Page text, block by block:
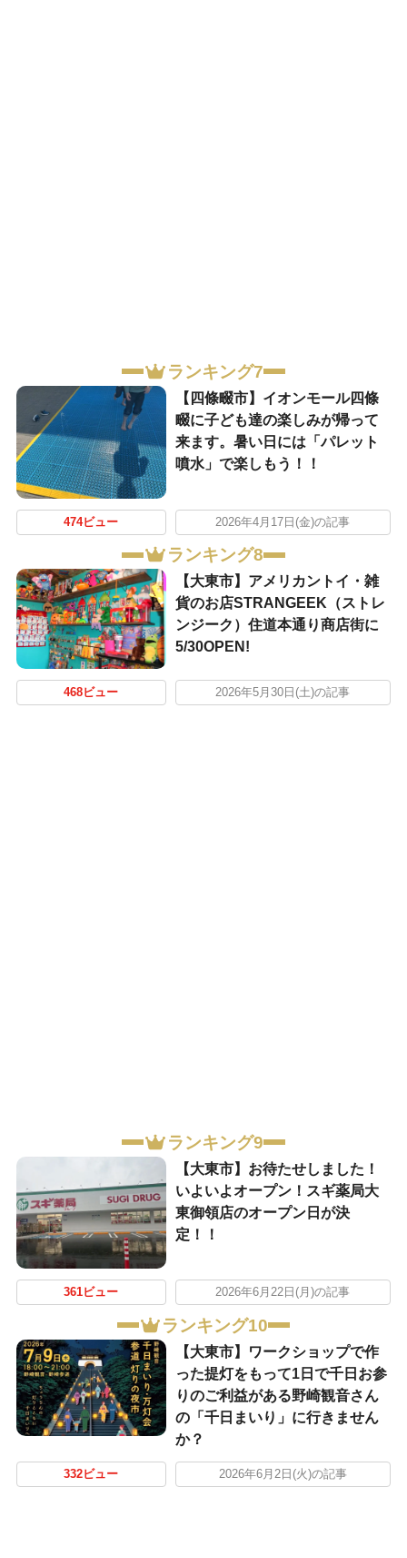
ランキング7
【四條畷市】イオンモール四條
畷に子ども達の楽しみが帰って
来ます。暑い日には「パレット
噴水」で楽しもう！！
474ビュー 2026年4月17日(金)の記事
ランキング8
【大東市】アメリカントイ・雑
貨のお店STRANGEEK（ストレ
ンジーク）住道本通り商店街に
5/30OPEN!
468ビュー 2026年5月30日(土)の記事
ランキング9
【大東市】お待たせしました！
いよいよオープン！スギ薬局大
東御領店のオープン日が決
定！！
361ビュー 2026年6月22日(月)の記事
ランキング10
【大東市】ワークショップで作
った提灯をもって1日で千日お参
りのご利益がある野崎観音さん
の「千日まいり」に行きません
か？
332ビュー 2026年6月2日(火)の記事